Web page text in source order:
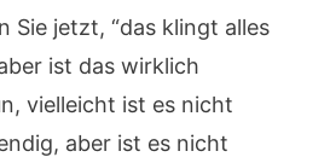
Sie jetzt, “das klingt alles
ist das wirklich
vielleicht ist es nicht
aber ist es nicht